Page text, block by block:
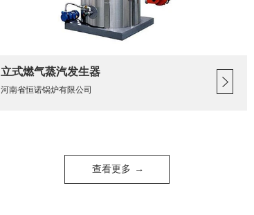
立式燃气蒸汽发生器
河南省恒诺锅炉有限公司
查看更多 →